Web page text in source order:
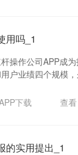
用吗_1
操作公司APP成
户业绩四个规模
下载 查看
的实用提出_1